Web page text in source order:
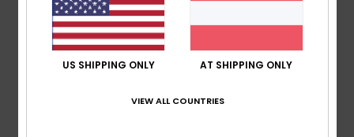
100% unserer Kunden empfehlen dieses Produkt
Komfort
US SHIPPING ONLY AT SHIPPING ONLY
VIEW ALL COUNTRIES